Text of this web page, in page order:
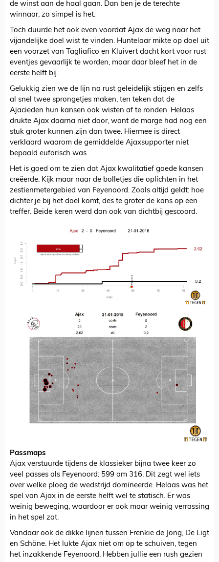
de winst aan de haal gaan. Dan ben je de terechte
winnaar, zo simpel is het.
Toch duurde het ook even voordat Ajax de weg naar het
vijandelijke doel wist te vinden. Huntelaar mikte op doel uit
een voorzet van Tagliafico en Kluivert dacht kort voor rust
eventjes gevaarlijk te worden, maar daar bleef het in de
eerste helft bij.
Gelukkig zien we de lijn na rust geleidelijk stijgen en zelfs
al snel twee sprongetjes maken, ten teken dat de
Ajacieden hun kansen ook wisten af te ronden. Helaas
drukte Ajax daarna niet door, want de marge had nog een
stuk groter kunnen zijn dan twee. Hiermee is direct
verklaard waarom de gemiddelde Ajaxsupporter niet
bepaald euforisch was.
Het is goed om te zien dat Ajax kwalitatief goede kansen
creëerde. Kijk maar naar de bolletjes die oplichten in het
zestienmetergebied van Feyenoord. Zoals altijd geldt: hoe
dichter je bij het doel komt, des te groter de kans op een
treffer. Beide keren werd dan ook van dichtbij gescoord.
Passmaps
Ajax verstuurde tijdens de klassieker bijna twee keer zo
veel passes als Feyenoord: 599 om 316. Dit zegt wel iets
over welke ploeg de wedstrijd domineerde. Helaas was het
spel van Ajax in de eerste helft wel te statisch. Er was
weinig beweging, waardoor er ook maar weinig verrassing
in het spel zat.
Vandaar ook de dikke lijnen tussen Frenkie de Jong, De Ligt
en Schöne. Het lukte Ajax niet om op te schuiven, tegen
het inzakkende Feyenoord. Hebben jullie een rush gezien